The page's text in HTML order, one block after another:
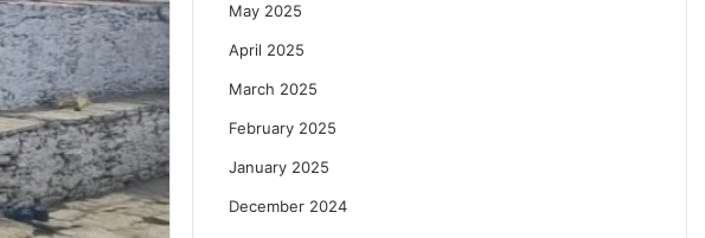
May 2025
April 2025
March 2025
February 2025
January 2025
December 2024